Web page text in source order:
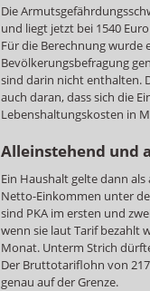
Die
und liegt jetzt bei 1540
Für die Berechnung wurde
Bevölkerungsbefragung
sind darin nicht enthalten.
auch daran, dass sich die
Lebenshaltungskosten in
Alleinstehend und
Ein Haushalt gelte dann
Netto-Einkommen unter
sind PKA im ersten und
wenn sie laut Tarif bezahlt
Monat. Unterm Strich
Der Bruttotariflohn von
genau auf der Grenze.